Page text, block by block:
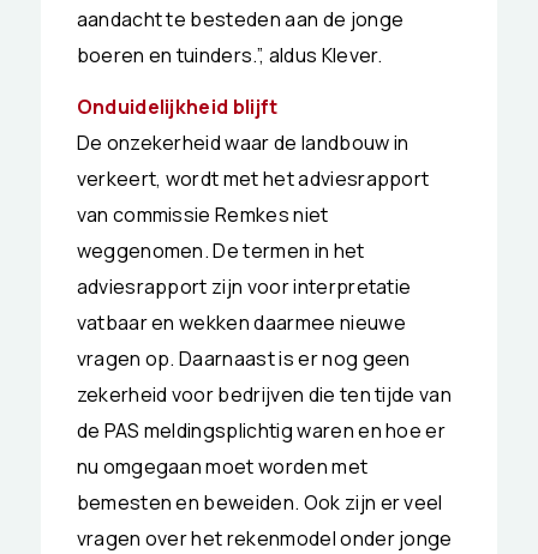
aandacht te besteden aan de jonge
boeren en tuinders.”, aldus Klever.
Onduidelijkheid blijft
De onzekerheid waar de landbouw in
verkeert, wordt met het adviesrapport
van commissie Remkes niet
weggenomen. De termen in het
adviesrapport zijn voor interpretatie
vatbaar en wekken daarmee nieuwe
vragen op. Daarnaast is er nog geen
zekerheid voor bedrijven die ten tijde van
de PAS meldingsplichtig waren en hoe er
nu omgegaan moet worden met
bemesten en beweiden. Ook zijn er veel
vragen over het rekenmodel onder jonge